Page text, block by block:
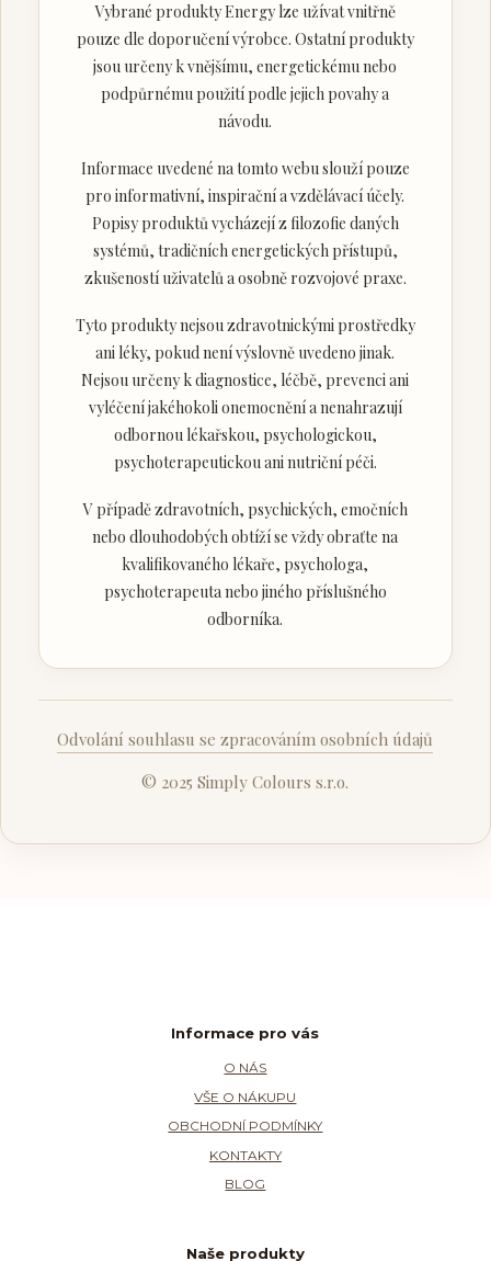
Vybrané produkty Energy lze užívat vnitřně
pouze dle doporučení výrobce. Ostatní produkty
jsou určeny k vnějšímu, energetickému nebo
podpůrnému použití podle jejich povahy a
návodu.
Informace uvedené na tomto webu slouží pouze
pro informativní, inspirační a vzdělávací účely.
Popisy produktů vycházejí z filozofie daných
systémů, tradičních energetických přístupů,
zkušeností uživatelů a osobně rozvojové praxe.
Tyto produkty nejsou zdravotnickými prostředky
ani léky, pokud není výslovně uvedeno jinak.
Nejsou určeny k diagnostice, léčbě, prevenci ani
vyléčení jakéhokoli onemocnění a nenahrazují
odbornou lékařskou, psychologickou,
psychoterapeutickou ani nutriční péči.
V případě zdravotních, psychických, emočních
nebo dlouhodobých obtíží se vždy obraťte na
kvalifikovaného lékaře, psychologa,
psychoterapeuta nebo jiného příslušného
odborníka.
Odvolání souhlasu se zpracováním osobních údajů
© 2025 Simply Colours s.r.o.
Informace pro vás
O NÁS
VŠE O NÁKUPU
OBCHODNÍ PODMÍNKY
KONTAKTY
BLOG
Naše produkty